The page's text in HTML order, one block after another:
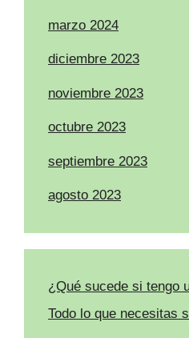
marzo 2024
diciembre 2023
noviembre 2023
octubre 2023
septiembre 2023
agosto 2023
¿Qué sucede si tengo
Todo lo que necesitas